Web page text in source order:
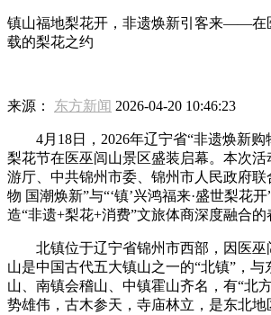
镇山福地梨花开，非遗焕新引客来——在
载的梨花之约
来源： 东方新闻 2026-04-20 10:46:23
4月18日，2026年辽宁省“非遗焕新购
梨花节在医巫闾山景区盛装启幕。本次
游厅、中共锦州市委、锦州市人民政府联
物 国潮焕新”与“‘镇’兴鸿福来·盛世梨花
造“非遗+梨花+消费”文旅体商深度融合的
北镇位于辽宁省锦州市西部，因医巫
山是中国古代五大镇山之一的“北镇”，与
山、南镇会稽山、中镇霍山齐名，有“北
势雄伟，古木参天，寺庙林立，是东北